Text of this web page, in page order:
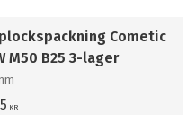
Cometic
M50 B25 3-lager
KR